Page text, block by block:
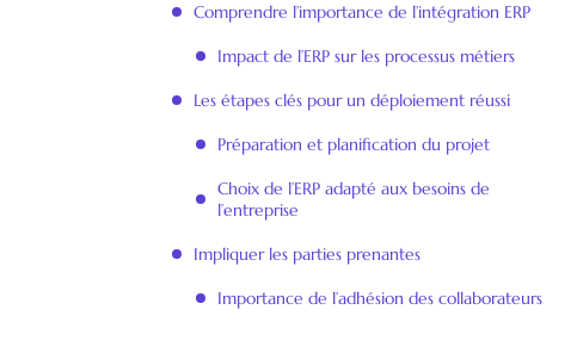
Comprendre l’importance de l’intégration ERP
Impact de l’ERP sur les processus métiers
Les étapes clés pour un déploiement réussi
Préparation et planification du projet
Choix de l’ERP adapté aux besoins de
l’entreprise
Impliquer les parties prenantes
Importance de l’adhésion des collaborateurs